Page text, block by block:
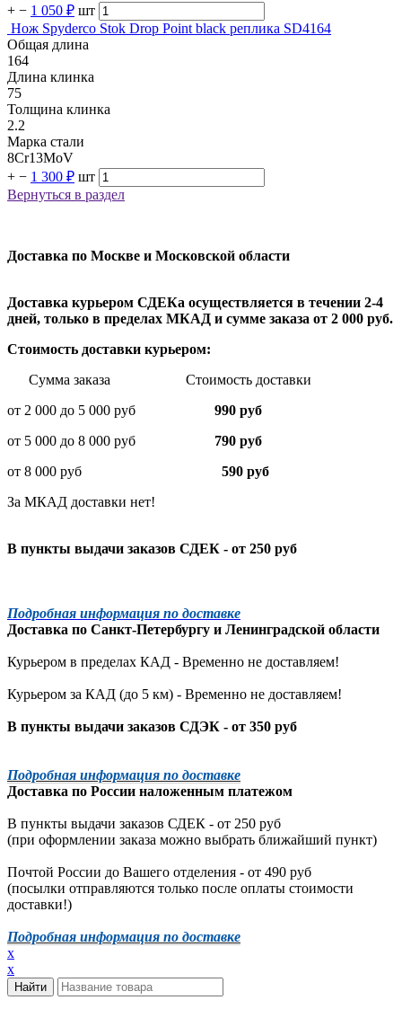
+ − 1 050 ₽ шт
Нож Spyderco Stok Drop Point black реплика SD4164
Общая длина
164
Длина клинка
75
Толщина клинка
2.2
Марка стали
8Cr13MoV
+ − 1 300 ₽ шт
Вернуться в раздел
Доставка по Москве и Московской области
Доставка курьером СДЕКа осуществляется в течении 2-4
дней, только в пределах МКАД и сумме заказа от 2 000 руб.
Стоимость доставки курьером:
Сумма заказа Стоимость доставки
от 2 000 до 5 000 руб
990 руб
от 5 000 до 8 000 руб 790 руб
от 8 000 руб 590 руб
За МКАД доставки нет!
В пункты выдачи заказов СДЕК - от 250 руб
Подробная информация по доставке
Доставка по Санкт-Петербургу и Ленинградской области
Курьером в пределах КАД - Временно не доставляем!
Курьером за КАД (до 5 км) - Временно не доставляем!
В пункты выдачи заказов СДЭК - от 350 руб
Подробная информация по доставке
Доставка по России наложенным платежом
В пункты выдачи заказов СДЕК - от 250 руб
(при оформлении заказа можно выбрать ближайший пункт)
Почтой России до Вашего отделения - от 490 руб
(посылки отправляются только после оплаты стоимости
доставки!)
Подробная информация по доставке
x
x